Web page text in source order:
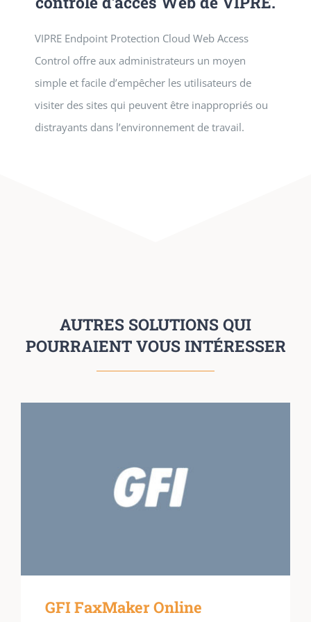
VIPRE Endpoint Protection Cloud Web Access
Control offre aux administrateurs un moyen
simple et facile d’empêcher les utilisateurs de
visiter des sites qui peuvent être inappropriés ou
distrayants dans l’environnement de travail.
AUTRES SOLUTIONS QUI
POURRAIENT VOUS INTÉRESSER
GFI FaxMaker Online